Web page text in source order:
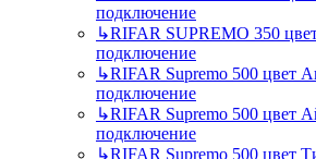
подключение
↳RIFAR SUPREMO 350
подключение
↳RIFAR Supremo 500 цвет
подключение
↳RIFAR Supremo 500 цвет
подключение
↳RIFAR Supremo 500 цвет